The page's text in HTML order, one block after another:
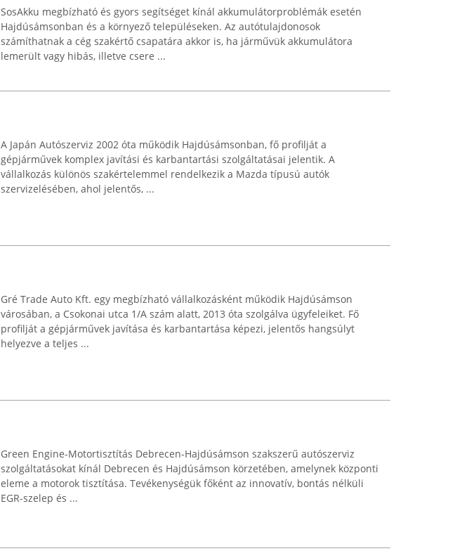
SosAkku megbízható és gyors segítséget kínál akkumulátorproblémák esetén
Hajdúsámsonban és a környező településeken. Az autótulajdonosok
számíthatnak a cég szakértő csapatára akkor is, ha járművük akkumulátora
lemerült vagy hibás, illetve csere ...
A Japán Autószerviz 2002 óta működik Hajdúsámsonban, fő profilját a
gépjárművek komplex javítási és karbantartási szolgáltatásai jelentik. A
vállalkozás különös szakértelemmel rendelkezik a Mazda típusú autók
szervizelésében, ahol jelentős, ...
Gré Trade Auto Kft. egy megbízható vállalkozásként működik Hajdúsámson
városában, a Csokonai utca 1/A szám alatt, 2013 óta szolgálva ügyfeleiket. Fő
profilját a gépjárművek javítása és karbantartása képezi, jelentős hangsúlyt
helyezve a teljes ...
Green Engine-Motortisztítás Debrecen-Hajdúsámson szakszerű autószerviz
szolgáltatásokat kínál Debrecen és Hajdúsámson körzetében, amelynek központi
eleme a motorok tisztítása. Tevékenységük főként az innovatív, bontás nélküli
EGR-szelep és ...